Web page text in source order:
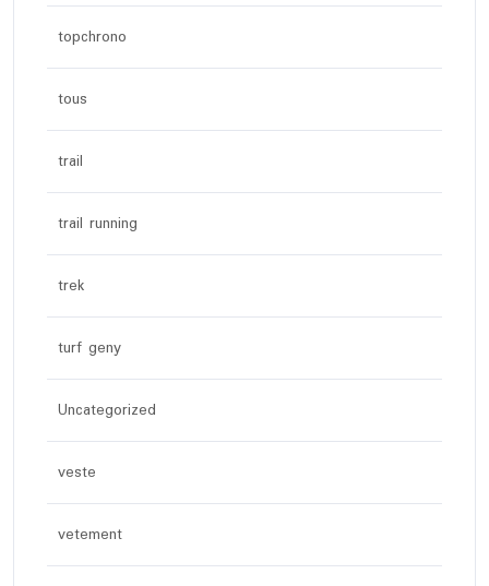
topchrono
tous
trail
trail running
trek
turf geny
Uncategorized
veste
vetement